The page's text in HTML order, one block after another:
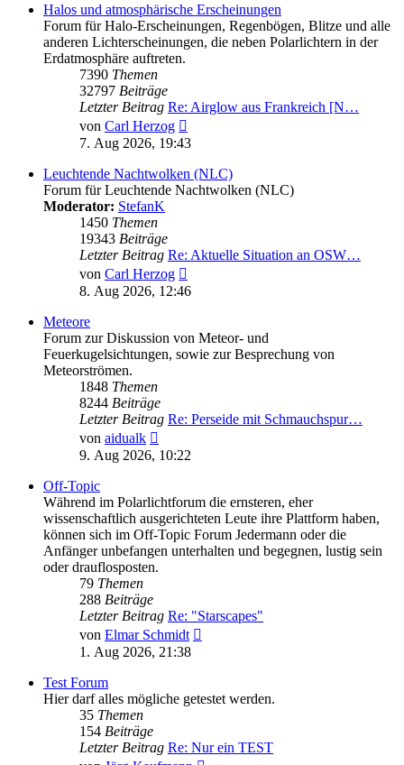
Halos und atmosphärische Erscheinungen
Forum für Halo-Erscheinungen, Regenbögen, Blitze und alle
anderen Lichterscheinungen, die neben Polarlichtern in der
Erdatmosphäre auftreten.
7390 Themen
32797 Beiträge
Letzter Beitrag Re: Airglow aus Frankreich [N…
von Carl Herzog
Beitrag
7. Aug 2026, 19:43
Leuchtende Nachtwolken (NLC)
Forum für Leuchtende Nachtwolken (NLC)
Moderator: StefanK
1450 Themen
19343 Beiträge
Letzter Beitrag Re: Aktuelle Situation an OSW…
von Carl Herzog
Beitrag
8. Aug 2026, 12:46
Meteore
Forum zur Diskussion von Meteor- und
Feuerkugelsichtungen, sowie zur Besprechung von
Meteorströmen.
1848 Themen
8244 Beiträge
Letzter Beitrag Re: Perseide mit Schmauchspur…
von aidualk
Beitrag
9. Aug 2026, 10:22
Off-Topic
Während im Polarlichtforum die ernsteren, eher
wissenschaftlich ausgerichteten Leute ihre Plattform haben,
können sich im Off-Topic Forum Jedermann oder die
Anfänger unbefangen unterhalten und begegnen, lustig sein
oder drauflosposten.
79 Themen
288 Beiträge
Letzter Beitrag Re: "Starscapes"
von Elmar Schmidt
1. Aug 2026, 21:38
Test Forum
Hier darf alles mögliche getestet werden.
35 Themen
154 Beiträge
Letzter Beitrag Re: Nur ein TEST